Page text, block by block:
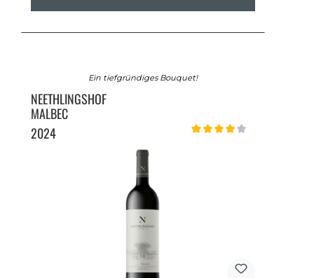
Ein tiefgründiges Bouquet!
NEETHLINGSHOF
MALBEC
2024